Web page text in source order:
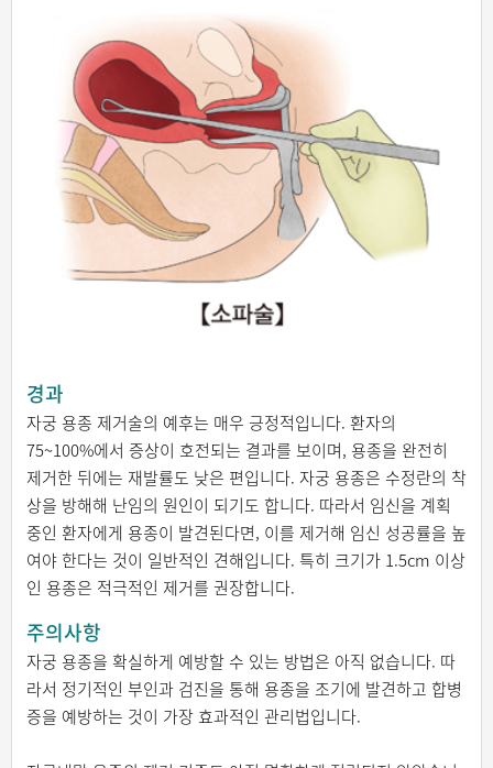
경과
자궁 용종 제거술의 예후는 매우 긍정적입니다. 환자의
75~100%에서 증상이 호전되는 결과를 보이며, 용종을 완전히
제거한 뒤에는 재발률도 낮은 편입니다. 자궁 용종은 수정란의 착
상을 방해해 난임의 원인이 되기도 합니다. 따라서 임신을 계획
중인 환자에게 용종이 발견된다면, 이를 제거해 임신 성공률을 높
여야 한다는 것이 일반적인 견해입니다. 특히 크기가 1.5cm 이상
인 용종은 적극적인 제거를 권장합니다.
주의사항
자궁 용종을 확실하게 예방할 수 있는 방법은 아직 없습니다. 따
라서 정기적인 부인과 검진을 통해 용종을 조기에 발견하고 합병
증을 예방하는 것이 가장 효과적인 관리법입니다.